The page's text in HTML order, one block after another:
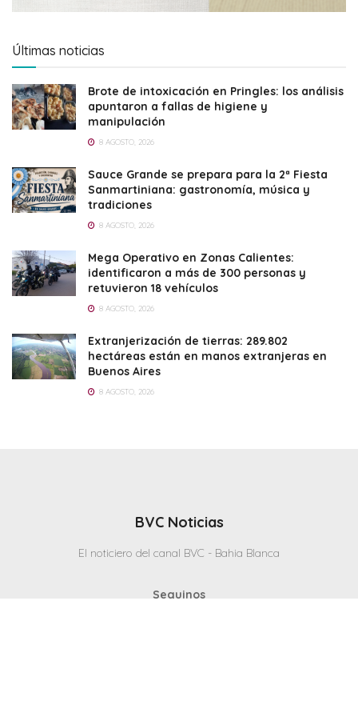
Últimas noticias
Brote de intoxicación en Pringles: los análisis
apuntaron a fallas de higiene y
manipulación
8 AGOSTO, 2026
Sauce Grande se prepara para la 2ª Fiesta
Sanmartiniana: gastronomía, música y
tradiciones
8 AGOSTO, 2026
Mega Operativo en Zonas Calientes:
identificaron a más de 300 personas y
retuvieron 18 vehículos
8 AGOSTO, 2026
Extranjerización de tierras: 289.802
hectáreas están en manos extranjeras en
Buenos Aires
8 AGOSTO, 2026
BVC Noticias
El noticiero del canal BVC - Bahia Blanca
Seguinos